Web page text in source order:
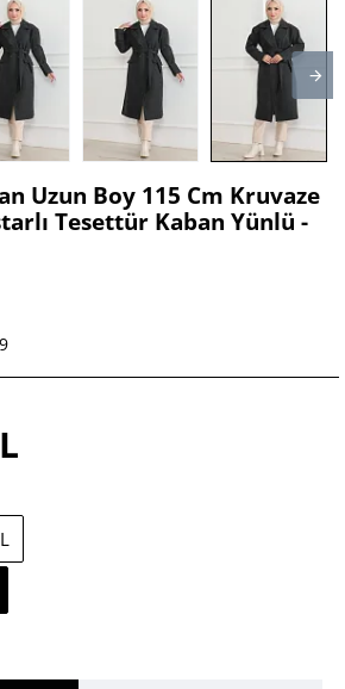
Uzun Boy 115 Cm Kruvaze
Tesettür Kaban Yünlü -
L